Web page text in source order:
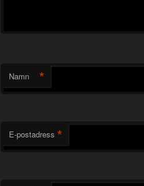
Namn *
E-postadress *